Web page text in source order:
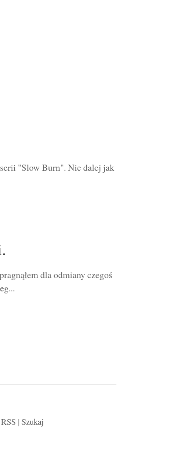
serii "Slow Burn". Nie dalej jak
dla odmiany czegoś
RSS | Szukaj